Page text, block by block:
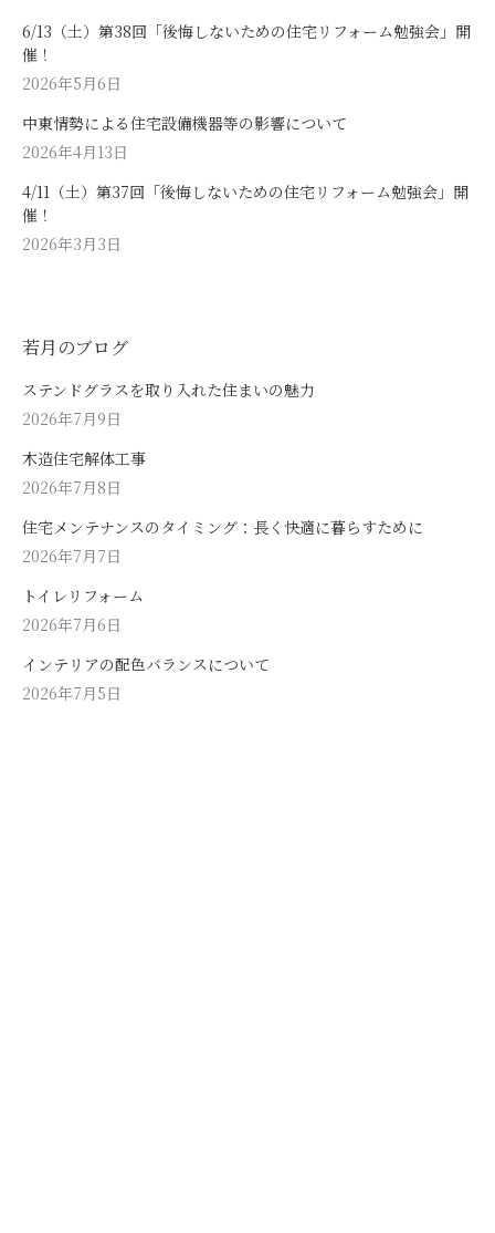
6/13（土）第38回「後悔しないための住宅リフォーム勉強会」開
催！
2026年5月6日
中東情勢による住宅設備機器等の影響について
2026年4月13日
4/11（土）第37回「後悔しないための住宅リフォーム勉強会」開
催！
2026年3月3日
若月のブログ
ステンドグラスを取り入れた住まいの魅力
2026年7月9日
木造住宅解体工事
2026年7月8日
住宅メンテナンスのタイミング：長く快適に暮らすために
2026年7月7日
トイレリフォーム
2026年7月6日
インテリアの配色バランスについて
2026年7月5日